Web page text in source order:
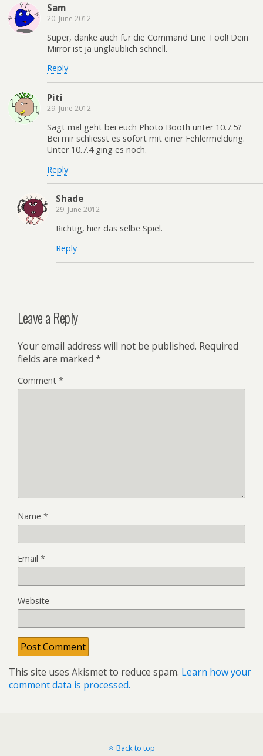
Sam
20. June 2012
Super, danke auch für die Command Line Tool! Dein
Mirror ist ja unglaublich schnell.
Reply
Piti
29. June 2012
Sagt mal geht bei euch Photo Booth unter 10.7.5?
Bei mir schliesst es sofort mit einer Fehlermeldung.
Unter 10.7.4 ging es noch.
Reply
Shade
29. June 2012
Richtig, hier das selbe Spiel.
Reply
Leave a Reply
Your email address will not be published. Required
fields are marked *
Comment *
Name *
Email *
Website
This site uses Akismet to reduce spam. Learn how your
comment data is processed.
Back to top